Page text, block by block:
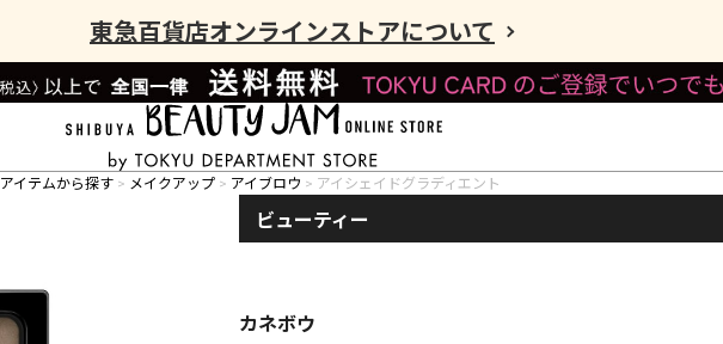
東急百貨店オンラインストアについて
アイテムから探す メイクアップ アイブロウ アイシェイドグラディエント
ビューティー
カネボウ